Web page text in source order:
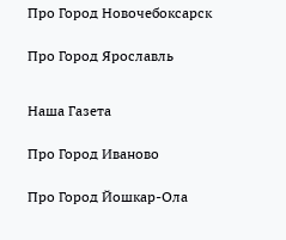
Про Город Новочебоксарск
Про Город Ярославль
Наша Газета
Про Город Иваново
Про Город Йошкар-Ола